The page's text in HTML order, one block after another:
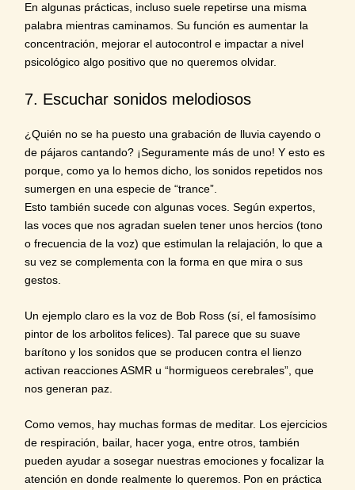
En algunas prácticas, incluso suele repetirse una misma
palabra mientras caminamos. Su función es aumentar la
concentración, mejorar el autocontrol e impactar a nivel
psicológico algo positivo que no queremos olvidar.
7. Escuchar sonidos melodiosos
¿Quién no se ha puesto una grabación de lluvia cayendo o
de pájaros cantando? ¡Seguramente más de uno! Y esto es
porque, como ya lo hemos dicho, los sonidos repetidos nos
sumergen en una especie de “trance”.
Esto también sucede con algunas voces. Según expertos,
las voces que nos agradan suelen tener unos hercios (tono
o frecuencia de la voz) queestimulan la relajación , lo que a
su vez se complementa con la forma en que mira o sus
gestos.
Un ejemplo claro es la voz de Bob Ross (sí, el famosísimo
pintor de los arbolitos felices). Tal parece que su suave
barítono y los sonidos que se producen contra el lienzo
activan reacciones ASMR u “hormigueos cerebrales” , que
nos generan paz.
Como vemos, hay muchas formas de meditar. Los ejercicios
de respiración, bailar, hacer yoga, entre otros, también
pueden ayudar a sosegar nuestras emociones y focalizar la
atención en donde realmente lo queremos. Pon en práctica